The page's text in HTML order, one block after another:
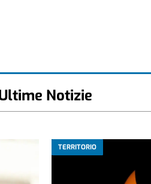
Notizie
TERRITORIO